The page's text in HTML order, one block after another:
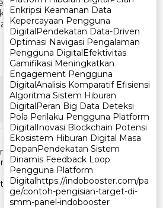
Enkripsi Keamanan Data
Kepercayaan Pengguna
DigitalPendekatan Data-Driven
Optimasi Navigasi Pengalaman
Pengguna DigitalEfektivitas
Gamifikasi Meningkatkan
Engagement Pengguna
DigitalAnalisis Komparatif Efisiensi
Algoritma Sistem Hiburan
DigitalPeran Big Data Deteksi
Pola Perilaku Pengguna Platform
DigitalInovasi Blockchain Potensi
Ekosistem Hiburan Digital Masa
DepanPendekatan Sistem
Dinamis Feedback Loop
Pengguna Platform
Digitalhttps://indobooster.com/pa
ge/contoh-pengisian-target-di-
smm-panel-indobooster
Enkripsi Keamanan Data
Kepercayaan Pengguna
DigitalPendekatan Data-Driven
Optimasi Navigasi Pengalaman
Pengguna DigitalEfektivitas
Gamifikasi Meningkatkan
Engagement Pengguna
DigitalAnalisis Komparatif Efisiensi
Algoritma Sistem Hiburan
DigitalPeran Big Data Deteksi
Pola Perilaku Pengguna Platform
DigitalInovasi Blockchain Potensi
Ekosistem Hiburan Digital Masa
DepanPendekatan Sistem
Dinamis Feedback Loop
Pengguna Platform
Digitalhttps://indobooster.com/pa
ge/contoh-pengisian-target-di-
smm-panel-indobooster
yang memiliki
ekonomi sehingga
kesejahteraan keluarga
Ikuti Kami
Tina
Pos berikutnya
Pemeriksaan Kesehatan
Gratis dan Sembako,
Bentuk Kepedulian
Anggota DPRD Jabar, Tina
Wiryawati